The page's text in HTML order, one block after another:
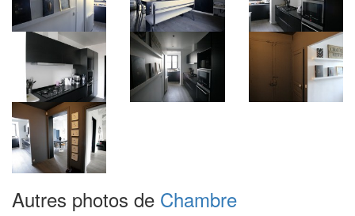
Autres photos de Chambre